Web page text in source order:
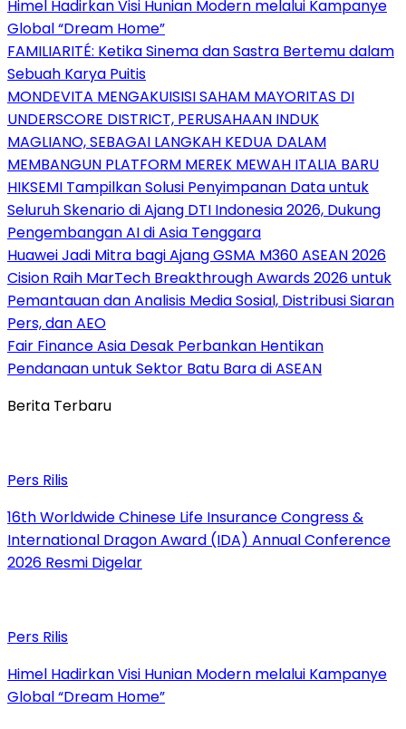
Himel Hadirkan Visi Hunian Modern melalui Kampanye
Global “Dream Home”
FAMILIARITÉ: Ketika Sinema dan Sastra Bertemu dalam
Sebuah Karya Puitis
MONDEVITA MENGAKUISISI SAHAM MAYORITAS DI
UNDERSCORE DISTRICT, PERUSAHAAN INDUK
MAGLIANO, SEBAGAI LANGKAH KEDUA DALAM
MEMBANGUN PLATFORM MEREK MEWAH ITALIA BARU
HIKSEMI Tampilkan Solusi Penyimpanan Data untuk
Seluruh Skenario di Ajang DTI Indonesia 2026, Dukung
Pengembangan AI di Asia Tenggara
Huawei Jadi Mitra bagi Ajang GSMA M360 ASEAN 2026
Cision Raih MarTech Breakthrough Awards 2026 untuk
Pemantauan dan Analisis Media Sosial, Distribusi Siaran
Pers, dan AEO
Fair Finance Asia Desak Perbankan Hentikan
Pendanaan untuk Sektor Batu Bara di ASEAN
Berita Terbaru
Pers Rilis
16th Worldwide Chinese Life Insurance Congress &
International Dragon Award (IDA) Annual Conference
2026 Resmi Digelar
Pers Rilis
Himel Hadirkan Visi Hunian Modern melalui Kampanye
Global “Dream Home”